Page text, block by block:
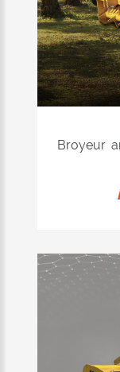
coupe
externe
Broyeur
et les
construit
haute
contre-